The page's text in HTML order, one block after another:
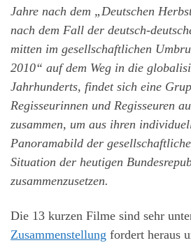
Jahre nach dem „Deutschen
nach dem Fall der deutsch-
mitten im gesellschaftlichen
2010“ auf dem Weg in die
Jahrhunderts, findet sich eine
Regisseurinnen und Regisseuren
zusammen, um aus ihren
Panoramabild der
Situation der heutigen
zusammenzusetzen.
Die 13 kurzen Filme sind sehr
Zusammenstellung fordert heraus